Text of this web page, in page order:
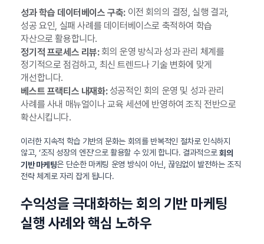
성과 학습 데이터베이스 구축:이전 회의의 결정, 실행 결과,
성공 요인, 실패 사례를 데이터베이스로 축적하여 학습
자산으로 활용합니다.
정기적 프로세스 리뷰:회의 운영 방식과 성과 관리 체계를
정기적으로 점검하고, 최신 트렌드나 기술 변화에 맞게
개선합니다.
베스트 프랙티스 내재화:성공적인 회의 운영 및 성과 관리
사례를 사내 매뉴얼이나 교육 세션에 반영하여 조직 전반으로
확산시킵니다.
이러한 지속적 학습 기반의 문화는 회의를 반복적인 절차로 인식하지
않고, ‘조직 성장의 엔진’으로 활용할 수 있게 합니다. 결과적으로회의
기반 마케팅은 단순한 마케팅 운영 방식이 아닌, 끊임없이 발전하는 조직
전략 체계로 자리 잡게 됩니다.
수익성을 극대화하는 회의 기반 마케팅
실행 사례와 핵심 노하우